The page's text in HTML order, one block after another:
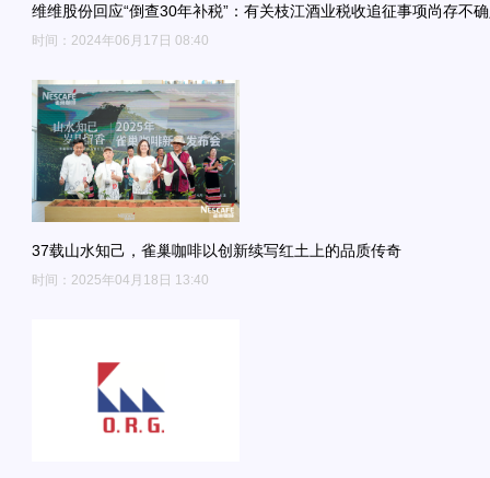
维维股份回应“倒查30年补税”：有关枝江酒业税收追征事项尚存不
时间：2024年06月17日 08:40
37载山水知己，雀巢咖啡以创新续写红土上的品质传奇
时间：2025年04月18日 13:40